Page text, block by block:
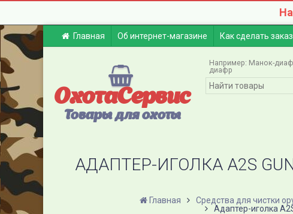
Главная Об интернет-магазине Как сделать заказ
ОхотаСервис
Товары для охоты
Например: Манок-
диафр
АДАПТЕР-ИГОЛКА A2S
Главная Средства для чистки
Адаптер-иголка